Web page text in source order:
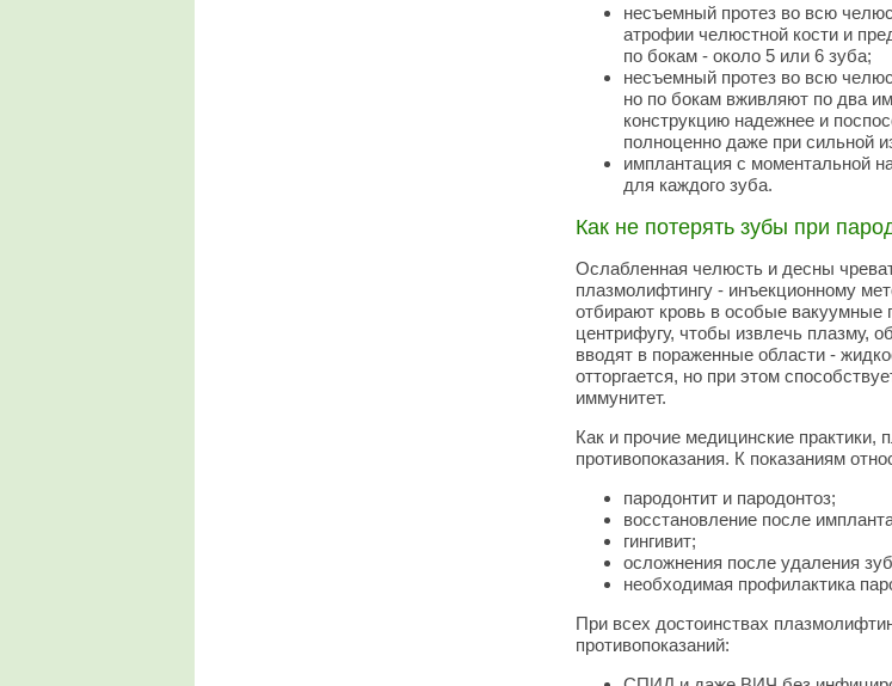
несъемный протез во всю
атрофии челюстной кости и
по бокам - около 5 или 6 зуба;
несъемный протез во всю
но по бокам вживляют по два
конструкцию надежнее и
полноценно даже при сильной
имплантация с моментальной
для каждого зуба.
Как не потерять зубы при
Ослабленная челюсть и десны
плазмолифтингу - инъекционному
отбирают кровь в особые вакуумные
центрифугу, чтобы извлечь плазму,
вводят в пораженные области -
отторгается, но при этом
иммунитет.
Как и прочие медицинские практики,
противопоказания. К показаниям
пародонтит и пародонтоз;
восстановление после
гингивит;
осложнения после удаления
необходимая профилактика
При всех достоинствах
противопоказаний: